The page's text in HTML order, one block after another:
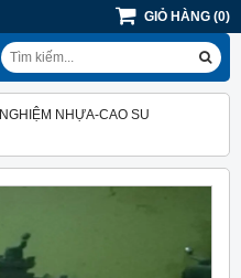
GIỎ HÀNG (0)
NHỰA-CAO SU